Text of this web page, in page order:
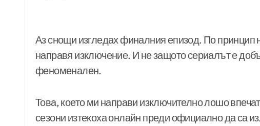
Аз снощи изгледах финалния епизод. По
направя изключение. И не защото сериалът е
феноменален.
Това, което ми направи изключително лошо
сезони изтекоха онлайн преди официално да са